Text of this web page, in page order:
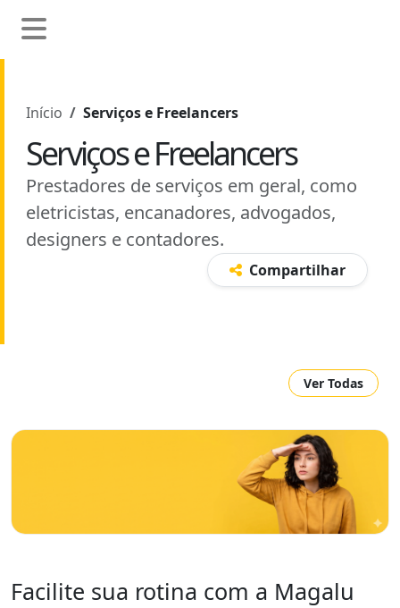
Início Serviços e Freelancers
Serviços e Freelancers
Prestadores de serviços em geral, como
eletricistas, encanadores, advogados,
designers e contadores.
Compartilhar
Ver Todas
Facilite sua rotina com a Magalu